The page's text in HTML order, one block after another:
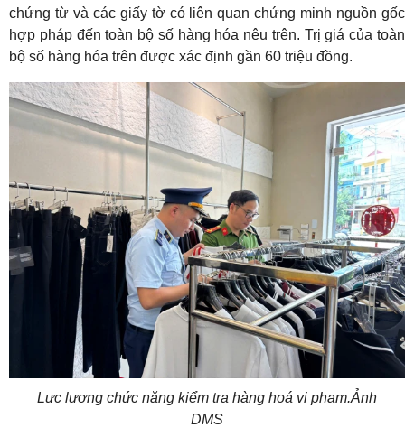
chứng từ và các giấy tờ có liên quan chứng minh nguồn gốc
hợp pháp đến toàn bộ số hàng hóa nêu trên. Trị giá của toàn
bộ số hàng hóa trên được xác định gần 60 triệu đồng.
Lực lượng chức năng kiểm tra hàng hoá vi phạm.Ảnh
DMS